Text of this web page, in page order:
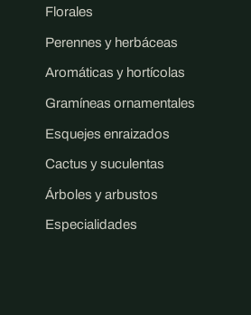
Florales
Perennes y herbáceas
Aromáticas y hortícolas
Gramíneas ornamentales
Esquejes enraizados
Cactus y suculentas
Árboles y arbustos
Especialidades